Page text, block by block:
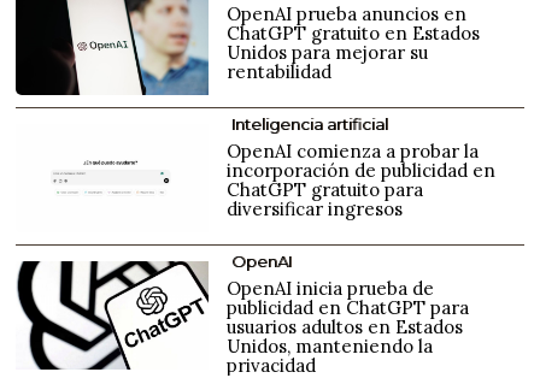
OpenAI prueba anuncios en
ChatGPT gratuito en Estados
Unidos para mejorar su
rentabilidad
Inteligencia artificial
OpenAI comienza a probar la
incorporación de publicidad en
ChatGPT gratuito para
diversificar ingresos
OpenAI
OpenAI inicia prueba de
publicidad en ChatGPT para
usuarios adultos en Estados
Unidos, manteniendo la
privacidad